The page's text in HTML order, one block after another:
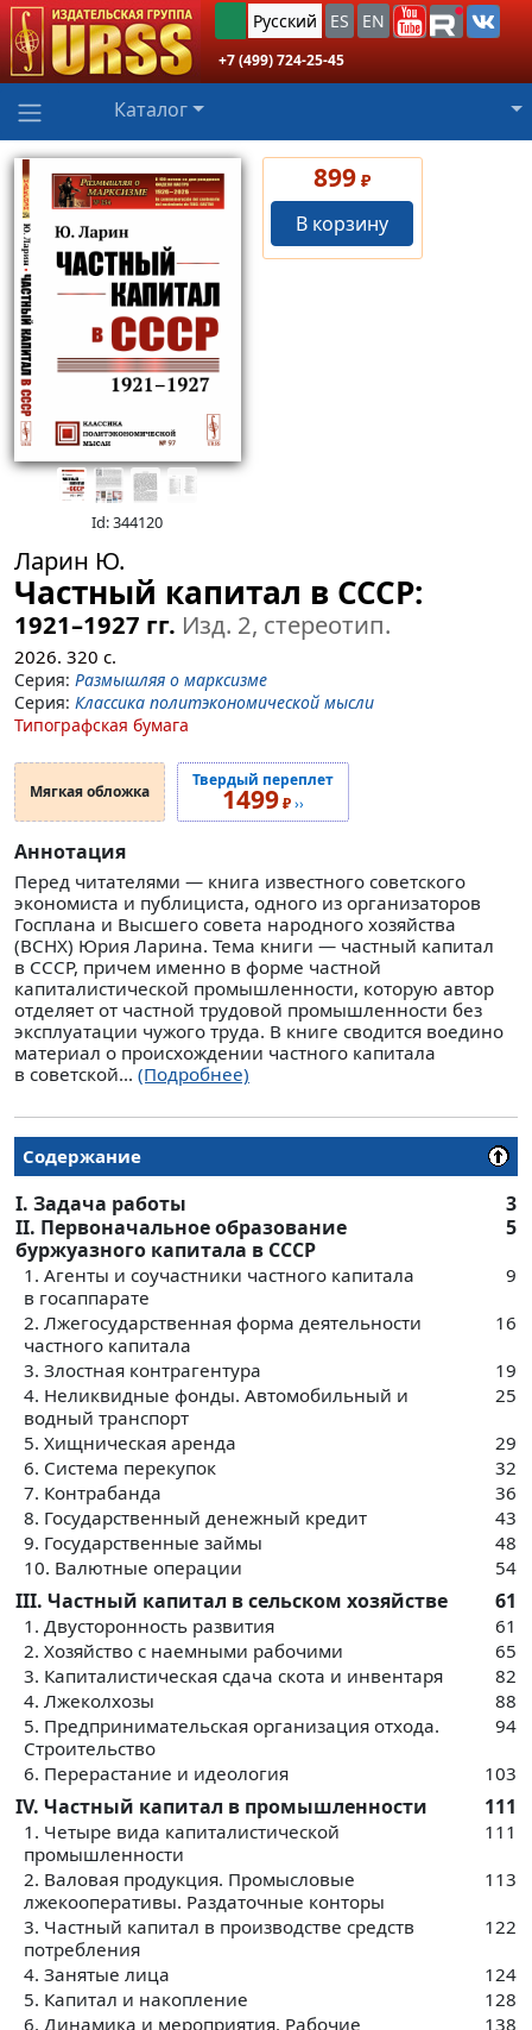
Русский ES EN
+7 (499) 724-25-45
Каталог
Id: 344120
899 ₽
В корзину
Ларин Ю.
Частный капитал в СССР:
1921–1927 гг. Изд. 2, стереотип.
2026. 320 с.
Серия: Размышляя о марксизме
Серия: Классика политэкономической мысли
Типографская бумага
Мягкая обложка
Твердый переплет
1499₽››
Аннотация
Перед читателями — книга известного советского
экономиста и публициста, одного из организаторов
Госплана и Высшего совета народного хозяйства
(ВСНХ) Юрия Ларина. Тема книги — частный капитал
в СССР, причем именно в форме частной
капиталистической промышленности, которую автор
отделяет от частной трудовой промышленности без
эксплуатации чужого труда. В книге сводится воедино
материал о происхождении частного капитала
в советской... (Подробнее)
Содержание
I. Задача работы
3
II. Первоначальное образование
буржуазного капитала в СССР
5
1. Агенты и соучастники частного капитала
в госаппарате
9
2. Лжегосударственная форма деятельности
частного капитала
16
3. Злостная контрагентура
19
4. Неликвидные фонды. Автомобильный и
водный транспорт
25
5. Хищническая аренда
29
6. Система перекупок
32
7. Контрабанда
36
8. Государственный денежный кредит
43
9. Государственные займы
48
10. Валютные операции
54
III. Частный капитал в сельском хозяйстве 61
1. Двусторонность развития
61
2. Хозяйство с наемными рабочими
65
3. Капиталистическая сдача скота и инвентаря
82
4. Лжеколхозы
88
5. Предпринимательская организация отхода.
Строительство
94
6. Перерастание и идеология
103
IV. Частный капитал в промышленности 111
1. Четыре вида капиталистической
промышленности
111
2. Валовая продукция. Промысловые
лжекооперативы. Раздаточные конторы
113
3. Частный капитал в производстве средств
потребления
122
4. Занятые лица
124
5. Капитал и накопление
128
6. Динамика и мероприятия. Рабочие
138